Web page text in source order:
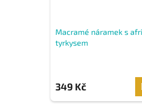
Macramé náramek s
tyrkysem
349 Kč